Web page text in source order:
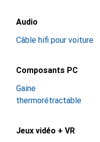
Audio
Câble hifi pour voiture
Composants PC
Gaine
thermorétractable
Jeux vidéo + VR